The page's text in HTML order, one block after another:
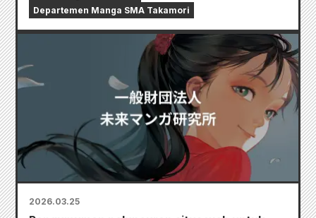
Departemen Manga SMA Takamori
2026.03.25